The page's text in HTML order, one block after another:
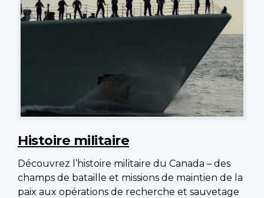
Histoire militaire
Découvrez l’histoire militaire du Canada – des
champs de bataille et missions de maintien de la
paix aux opérations de recherche et sauvetage